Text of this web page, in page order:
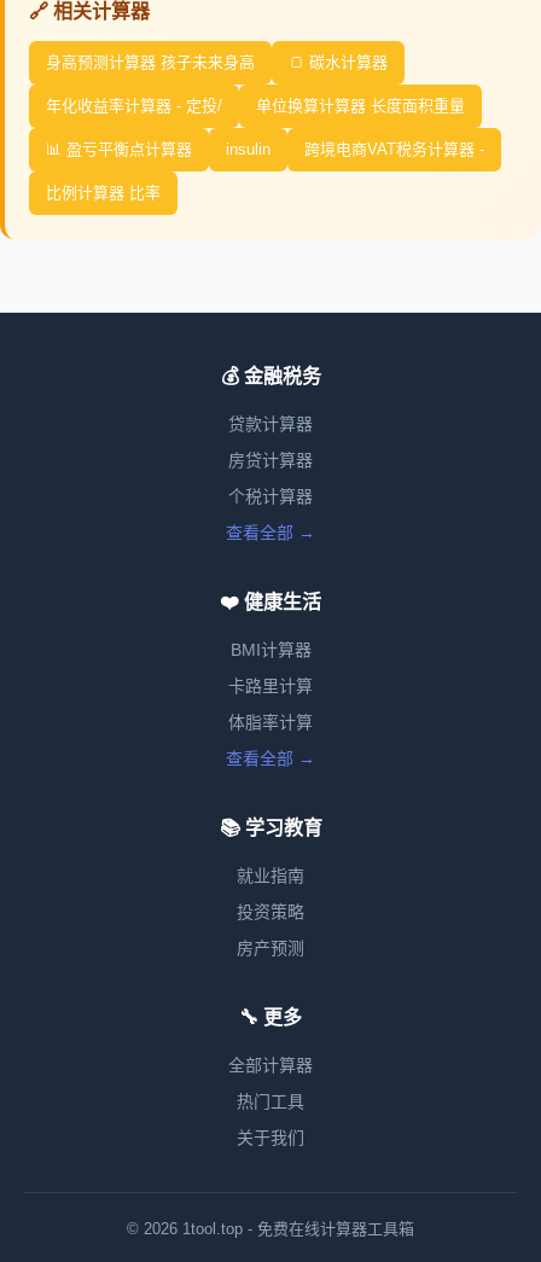
🔗 相关计算器
身高预测计算器 孩子未来身高 🍞 碳水计算器
年化收益率计算器 - 定投/ 单位换算计算器 长度面积重量
📊 盈亏平衡点计算器 insulin 跨境电商VAT税务计算器 -
比例计算器 比率
💰 金融税务
贷款计算器
房贷计算器
个税计算器
查看全部 →
❤️ 健康生活
BMI计算器
卡路里计算
体脂率计算
查看全部 →
📚 学习教育
就业指南
投资策略
房产预测
🔧 更多
全部计算器
热门工具
关于我们
© 2026 1tool.top - 免费在线计算器工具箱